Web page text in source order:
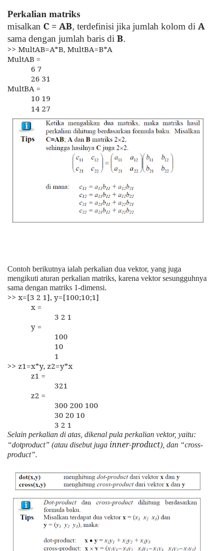
Perkalian matriks
misalkan C = AB, terdefinisi jika jumlah kolom di A
sama dengan jumlah baris di B.
>> MultAB=A*B, MultBA=B*A
MultAB =
6 7
26 31
MultBA =
10 19
14 27
Contoh berikutnya ialah perkalian dua vektor, yang juga
mengikuti aturan perkalian matriks, karena vektor sesungguhnya
sama dengan matriks 1-dimensi.
>> x=[3 2 1], y=[100;10;1]
x =
3 2 1
y =
100
10
1
>> z1=x*y, z2=y*x
z1 =
321
z2 =
300 200 100
30 20 10
3 2 1
Selain perkalian di atas, dikenal pula perkalian vektor, yaitu:
“dotproduct” (atau disebut juga inner-product), dan “cross-
product”.